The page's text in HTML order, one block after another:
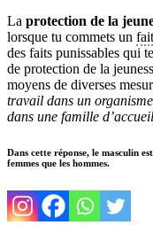
La protection de la
lorsque tu commets un
des faits punissables qui
de protection de la
moyens de diverses
travail dans un
dans une famille
Dans cette réponse, le masculin
femmes que les hommes.